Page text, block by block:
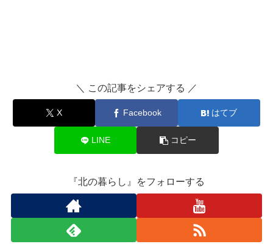
＼ この記事をシェアする ／
X Facebook はてブ
LINE コピー
『北の暮らし』をフォローする